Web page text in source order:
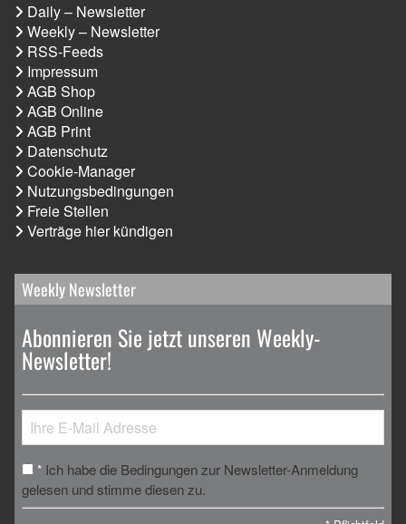
Daily – Newsletter
Weekly – Newsletter
RSS-Feeds
Impressum
AGB Shop
AGB Online
AGB Print
Datenschutz
Cookie-Manager
Nutzungsbedingungen
Freie Stellen
Verträge hier kündigen
Weekly Newsletter
Abonnieren Sie jetzt unseren Weekly-
Newsletter!
* Ich habe die Bedingungen zur Newsletter-Anmeldung
gelesen und stimme diesen zu.